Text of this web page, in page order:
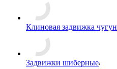
Клиновая задвижка чугун
Задвижки шиберные